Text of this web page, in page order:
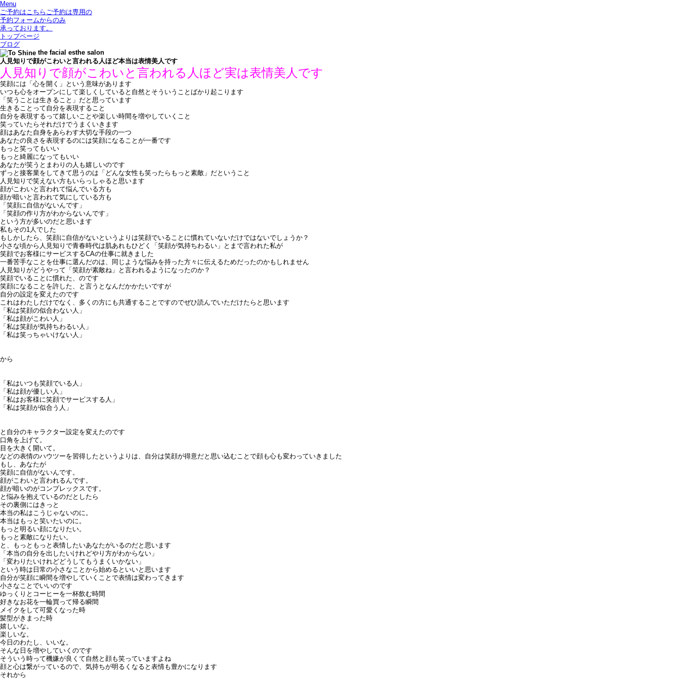
Menu
ご予約はこちら ご予約は専用の
予約フォームからのみ
承っております。
トップページ
ブログ
the facial esthe salon
人見知りで顔がこわいと言われる人ほど本当は表情美人です
人見知りで顔がこわいと言われる人ほど実は表情美人です
笑顔には「心を開く」という意味があります
いつも心をオープンにして楽しくしていると自然とそういうことばかり起こります
「笑うことは生きること」だと思っています
生きることって自分を表現すること
自分を表現するって嬉しいことや楽しい時間を増やしていくこと
笑っていたらそれだけでうまくいきます
顔はあなた自身をあらわす大切な手段の一つ
あなたの良さを表現するのには笑顔になることが一番です
もっと笑ってもいい
もっと綺麗になってもいい
あなたが笑うとまわりの人も嬉しいのです
ずっと接客業をしてきて思うのは「どんな女性も笑ったらもっと素敵」だということ
人見知りで笑えない方もいらっしゃると思います
顔がこわいと言われて悩んでいる方も
顔が暗いと言われて気にしている方も
「笑顔に自信がないんです」
「笑顔の作り方がわからないんです」
という方が多いのだと思います
私もその1人でした
もしかしたら、笑顔に自信がないというよりは笑顔でいることに慣れていないだけではないでしょうか？
小さな頃から人見知りで青春時代は肌あれもひどく「笑顔が気持ちわるい」とまで言われた私が
笑顔でお客様にサービスするCAの仕事に就きました
一番苦手なことを仕事に選んだのは、同じような悩みを持った方々に伝えるためだったのかもしれません
人見知りがどうやって「笑顔が素敵ね」と言われるようになったのか？
笑顔でいることに慣れた、のです
笑顔になることを許した、と言うとなんだかかたいですが
自分の設定を変えたのです
これはわたしだけでなく、多くの方にも共通することですのでぜひ読んでいただけたらと思います
「私は笑顔の似合わない人」
「私は顔がこわい人」
「私は笑顔が気持ちわるい人」
「私は笑っちゃいけない人」
から
「私はいつも笑顔でいる人」
「私は顔が優しい人」
「私はお客様に笑顔でサービスする人」
「私は笑顔が似合う人」
と自分のキャラクター設定を変えたのです
口角を上げて。
目を大きく開いて。
などの表情のハウツーを習得したというよりは、 自分は笑顔が得意だと思い込むことで顔も心も変わっていきました
もし、あなたが
笑顔に自信がないんです。
顔がこわいと言われるんです。
顔が暗いのがコンプレックスです。
と悩みを抱えているのだとしたら
その裏側にはきっと
本当の私はこうじゃないのに。
本当はもっと笑いたいのに。
もっと明るい顔になりたい。
もっと素敵になりたい。
と、もっともっと表情したいあなたがいるのだと思います
「本当の自分を出したいけれどやり方がわからない」
「変わりたいけれどどうしてもうまくいかない」
という時は日常の小さなことから始めるといいと思います
自分が笑顔に瞬間を増やしていくことで表情は変わってきます
小さなことでいいのです
ゆっくりとコーヒーを一杯飲む時間
好きなお花を一輪買って帰る瞬間
メイクをして可愛くなった時
髪型がきまった時
嬉しいな。
楽しいな。
今日のわたし、いいな。
そんな日を増やしていくのです
そういう時って機嫌が良くて自然と顔も笑っていますよね
顔と心は繋がっているので、気持ちが明るくなると表情も豊かになります
それから